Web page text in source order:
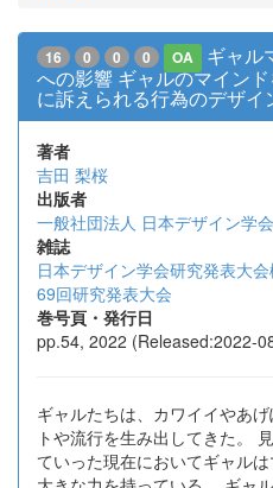
16 0 0 0 OA
ギャル
への影響 ギャルのマイン
に訴えられる行為のデザイ
著者
吉田 梨桜
出版者
一般社団法人 日本デザイン学会
雑誌
日本デザイン学会研究発表大
69回研究発表大会
巻号頁・発行日
pp.54, 2022 (Released:2022-
ギャルたちは、カワイイやあ
トや流行を生み出してきた。
ていった現在においてギャルは